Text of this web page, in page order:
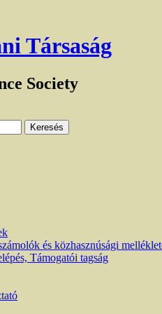
Társaság
Society
és közhasznúsági
Támogatói tagság